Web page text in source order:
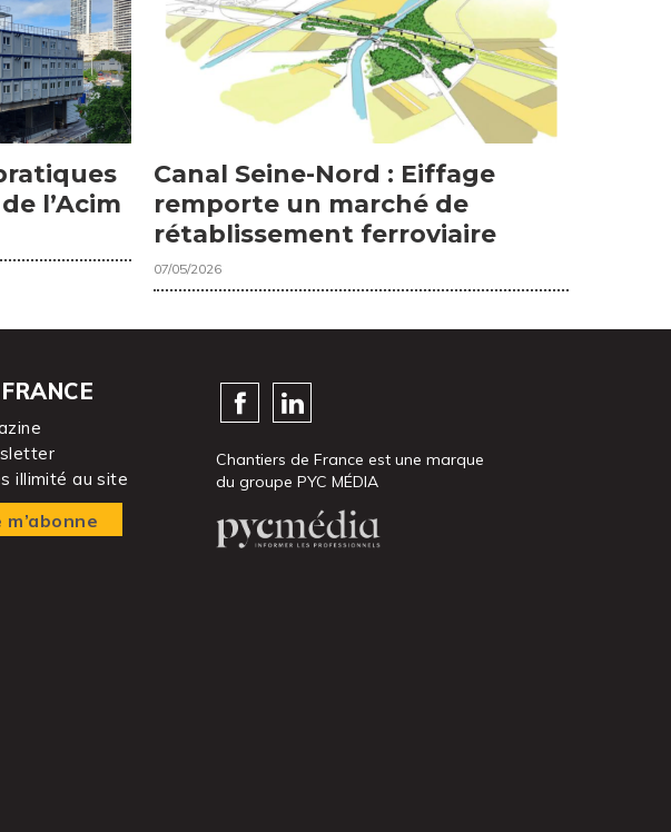
l’Acim
Canal Seine-Nord : Eiffage
remporte un marché de
rétablissement ferroviaire
07/05/2026
illimité au site
m’abonne
Chantiers de France est une marque
du groupe PYC MÉDIA